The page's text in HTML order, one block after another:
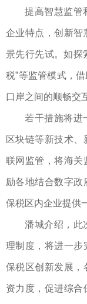
提高智慧监管
企业特点，创新智
景先行先试。如探
税”等监管模式，
口岸之间的顺畅交
若干措施将进
区块链等新技术
联网监管，将海关
励各地结合数字政
保税区内企业提供
潘城介绍，此
理制度，将进一步
保税区创新发展，
资力度，促进综合